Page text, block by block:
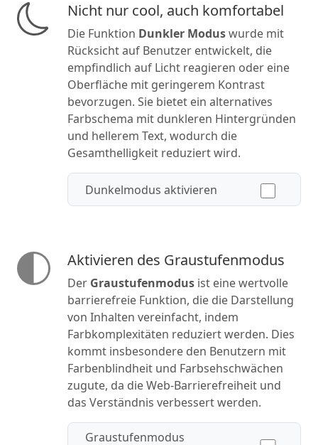
Nicht nur cool, auch komfortabel
Die Funktion Dunkler Moduswurde mit
Rücksicht auf Benutzer entwickelt, die
empfindlich auf Licht reagieren oder eine
Oberfläche mit geringerem Kontrast
bevorzugen. Sie bietet ein alternatives
Farbschema mit dunkleren Hintergründen
und hellerem Text, wodurch die
Gesamthelligkeit reduziert wird.
Dunkelmodus aktivieren
Aktivieren des Graustufenmodus
Der Graustufenmodusist eine wertvolle
barrierefreie Funktion, die die Darstellung
von Inhalten vereinfacht, indem
Farbkomplexitäten reduziert werden. Dies
kommt insbesondere den Benutzern mit
Farbenblindheit und Farbsehschwächen
zugute, da die Web-Barrierefreiheit und
das Verständnis verbessert werden.
Graustufenmodus